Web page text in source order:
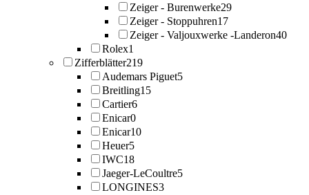
Zeiger - Burenwerke29
Zeiger - Stoppuhren17
Zeiger - Valjouxwerke -Landeron40
Rolex1
Zifferblätter219
Audemars Piguet5
Breitling15
Cartier6
Enicar0
Enicar10
Heuer5
IWC18
Jaeger-LeCoultre5
LONGINES3